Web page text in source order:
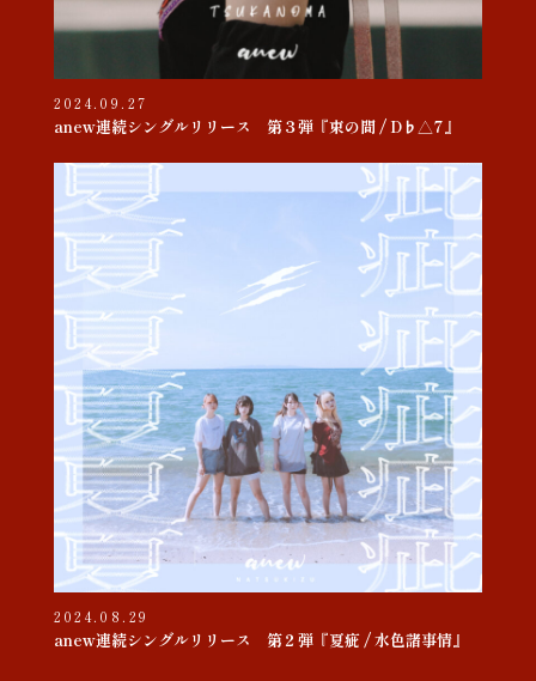
2024.09.27
anew連続シングルリリース 第３弾『束の間 / D♭△7』
2024.08.29
anew連続シングルリリース 第２弾『夏疵 / 水色諸事情』